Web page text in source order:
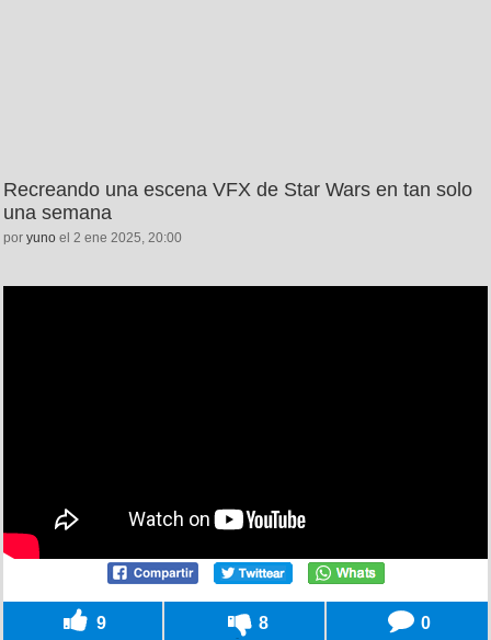
Recreando una escena VFX de Star Wars en tan solo
una semana
por yuno el 2 ene 2025, 20:00
9 8 0